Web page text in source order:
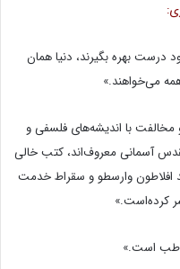
درست بهره بگیرند، دنیا همان
می‌خواهند.»
با اندیشه‌های فلسفی و
آسمانی معروف‌اند، کتب خالی
افلاطون وارسطو و سقراط خدمت
کرده‌است.»
طب است.»